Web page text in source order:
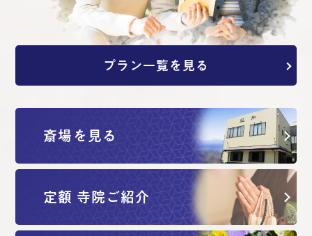
プラン一覧を見る
斎場を見る
定額 寺院ご紹介